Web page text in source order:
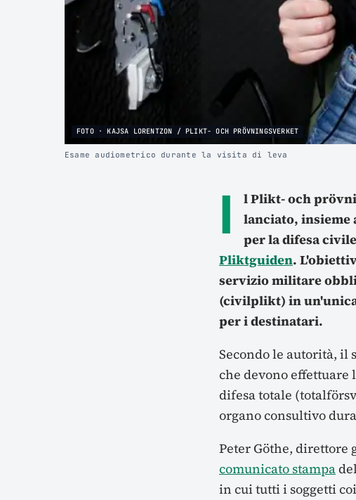
FOTO · KAJSA LORENTZON / PLIKT- OCH PRÖVNINGSVERKET
Esame audiometrico durante la visita di leva
I
l Plikt- och
lanciato, insieme
per la difesa
Pliktguiden.
servizio militare
(civilplikt) in
per i destinatari.
Secondo le autorità, il
che devono
difesa totale
organo consultivo
Peter Göthe,
comunicato stampa
in cui tutti i soggetti